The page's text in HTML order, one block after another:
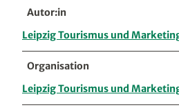
Autor:in
Leipzig Tourismus und
Organisation
Leipzig Tourismus und